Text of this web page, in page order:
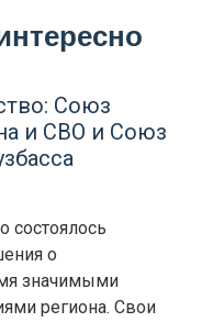
Союз
и СВО и Союз
состоялось
о
значимыми
региона. Свои